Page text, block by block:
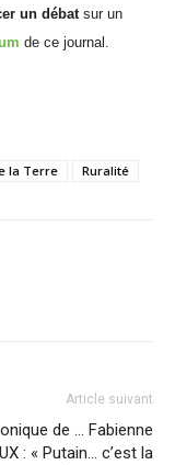
un débatsur un
de ce journal.
la Terre Ruralité
Article suivant
de … Fabienne
: « Putain… c’est la